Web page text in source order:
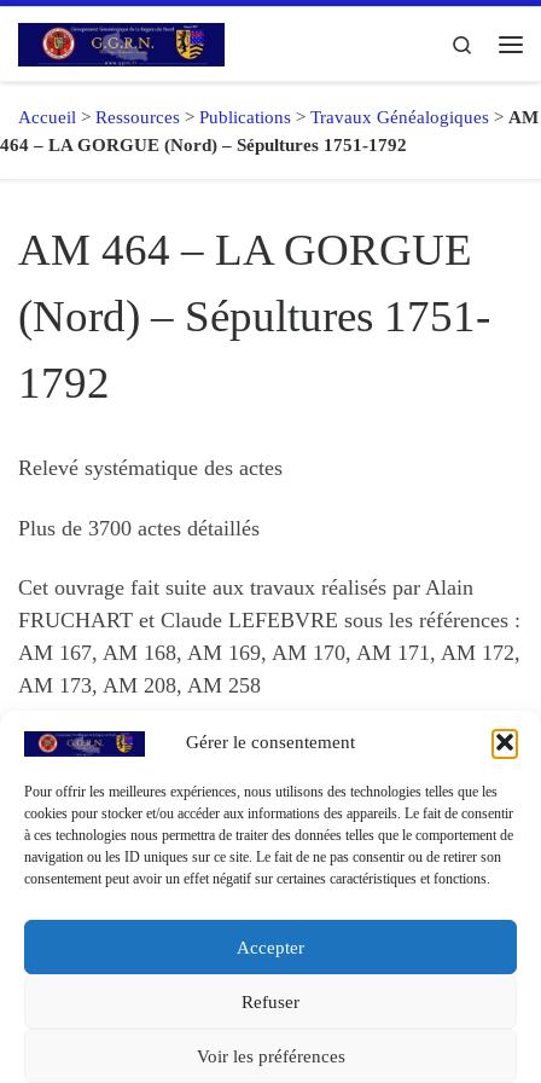
Gérer le consentement
Pour offrir les meilleures expériences, nous utilisons des technologies telles que les
cookies pour stocker et/ou accéder aux informations des appareils. Le fait de consentir
à ces technologies nous permettra de traiter des données telles que le comportement de
navigation ou les ID uniques sur ce site. Le fait de ne pas consentir ou de retirer son
consentement peut avoir un effet négatif sur certaines caractéristiques et fonctions.
Accepter
Refuser
Voir les préférences
Passer au contenu
Search
Accueil > Ressources > Publications > Travaux Généalogiques > AM
464 – LA GORGUE (Nord) – Sépultures 1751-1792
AM 464 – LA GORGUE
(Nord) – Sépultures 1751-
1792
Relevé systématique des actes
Plus de 3700 actes détaillés
Cet ouvrage fait suite aux travaux réalisés par Alain
FRUCHART et Claude LEFEBVRE sous les références :
AM 167, AM 168, AM 169, AM 170, AM 171, AM 172,
AM 173, AM 208, AM 258
Publié sous la référence AM 464
Nord– Tous droits réservés